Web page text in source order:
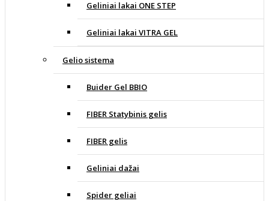
Geliniai lakai ONE STEP
Geliniai lakai VITRA GEL
Gelio sistema
Buider Gel BBIO
FIBER Statybinis gelis
FIBER gelis
Geliniai dažai
Spider geliai